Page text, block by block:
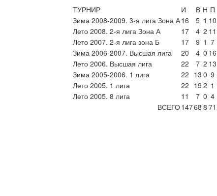
ТУРНИР
И В Н П
Зима 2008-2009. 3-я лига Зона А16 5 1 10
Лето 2008. 2-я лига Зона А
17 4 2 11
Лето 2007. 2-я лига зона Б
17 9 1 7
Зима 2006-2007. Высшая лига
20 4 0 16
Лето 2006. Высшая лига
22 7 2 13
Зима 2005-2006. 1 лига
22 13 0 9
Лето 2005. 1 лига
22 19 2 1
Лето 2005. 8 лига
11 7 0 4
ВСЕГО14768 8 71